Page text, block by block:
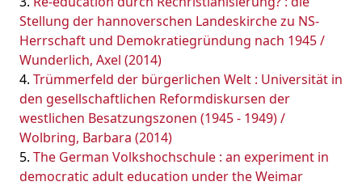
Stellung der hannoverschen Landeskirche zu NS-
Herrschaft und Demokratiegründung nach 1945 /
Wunderlich, Axel (2014)
Trümmerfeld der bürgerlichen Welt : Universität in
den gesellschaftlichen Reformdiskursen der
westlichen Besatzungszonen (1945 - 1949) /
Wolbring, Barbara (2014)
The German Volkshochschule : an experiment in
democratic adult education under the Weimar